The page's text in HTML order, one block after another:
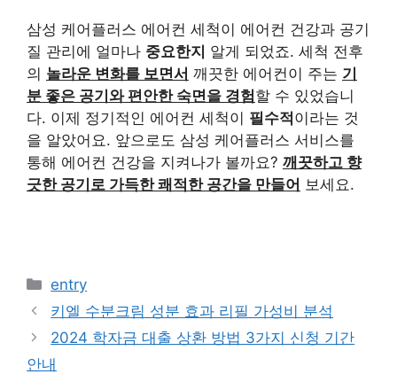
삼성 케어플러스 에어컨 세척이 에어컨 건강과 공기
질 관리에 얼마나 중요한지 알게 되었죠. 세척 전후
의 놀라운 변화를 보면서 깨끗한 에어컨이 주는 기
분 좋은 공기와 편안한 숙면을 경험할 수 있었습니
다. 이제 정기적인 에어컨 세척이 필수적 이라는 것
을 알았어요. 앞으로도 삼성 케어플러스 서비스를
통해 에어컨 건강을 지켜나가 볼까요? 깨끗하고 향
긋한 공기로 가득한 쾌적한 공간을 만들어 보세요.
카
테
고
리
entry
키엘 수분크림 성분 효과 리필 가성비 분석
2024 학자금 대출 상환 방법 3가지 신청 기간
안내